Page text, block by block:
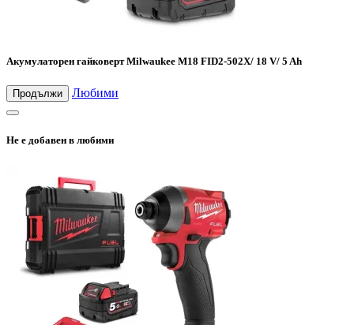
Акумулаторен гайковерт Milwaukee M18 FID2-502X/ 18 V/ 5 Ah
Продължи Любими
Не е добавен в любими